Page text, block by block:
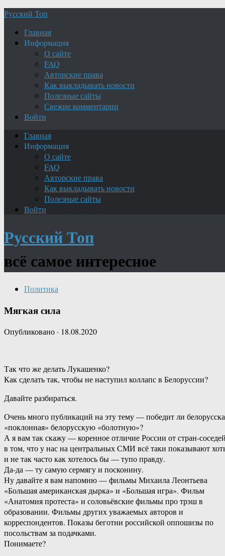
Русский Топ
Главная
Информация
О сайте
FAQ
Авторские права
Как выкладывать новости
Полезные сайты
Свежие комментарии
Войти
Главная
Информация
О сайте
FAQ
Авторские права
Как выкладывать новости
Полезные сайты
Войти
Русский Топ
всё самое интересное
Политика
Мягкая сила
Опубликовано · 18.08.2020
Так что же делать Лукашенко?
Как сделать так, чтобы не наступил коллапс в Белоруссии?
Давайте разбираться.
Очень много публикаций на эту тему — победит ли
«поклонная» белорусскую «болотную»?
А я вам так скажу — коренное отличие России от стран-
в том, что у нас на центральных СМИ всё таки показывают
и не так часто как хотелось бы — тупо правду.
Да-да — ту самую сермягу и посконину.
Ну давайте я вам напомню — фильмы Михаила Леонтьева
«Большая американская дырка» и «Большая игра». Фильм
«Анатомия протеста» и соловьёвские фильмы про трэш в
образовании. Фильмы других уважаемых авторов и
корреспондентов. Показы беготни российской оппошизы по
посольствам за подачками.
Понимаете?